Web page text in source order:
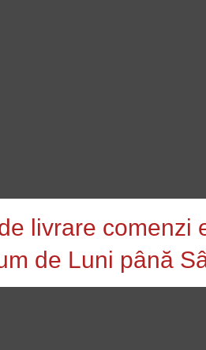
livrare comenzi
de Luni până